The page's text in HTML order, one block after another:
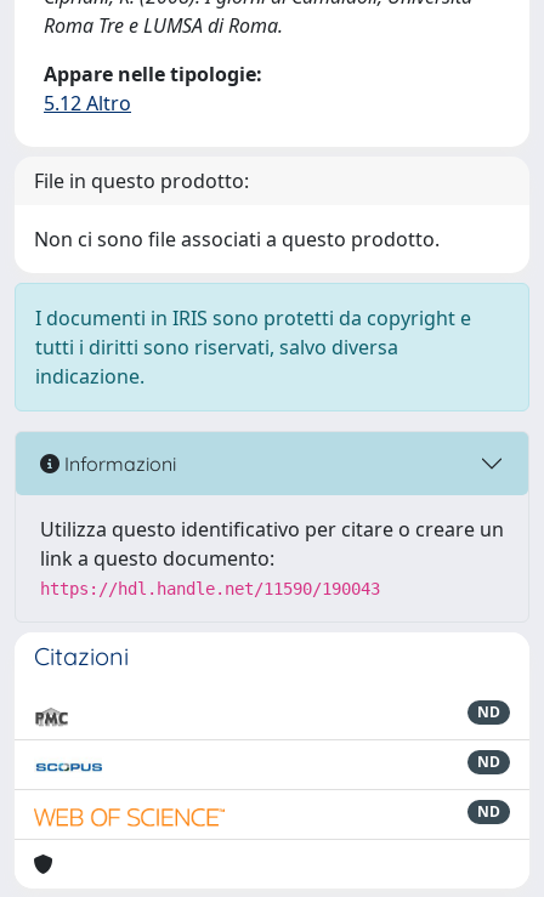
Roma Tre e LUMSA di Roma.
Appare nelle tipologie:
5.12 Altro
File in questo prodotto:
Non ci sono file associati a questo prodotto.
I documenti in IRIS sono protetti da copyright e
tutti i diritti sono riservati, salvo diversa
indicazione.
Informazioni
Utilizza questo identificativo per citare o creare un
link a questo documento:
https://hdl.handle.net/11590/190043
Citazioni
ND
ND
ND